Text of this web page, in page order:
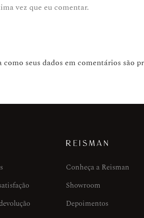
vez que eu comentar.
como seus dados em comentários são
REISMAN
Conheça a Reisman
Showroom
Depoimentos